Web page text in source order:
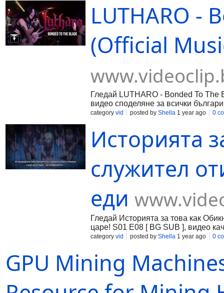
LUTHARO -
(Official
Гледай LUTHARO - Bonded To The
видео споделяне за всички
category vid posted by Shella 1 year ago 0
Историята
служител
еди
Гледай Историята за това как
царе! S01 E08 [ BG SUB ], видео
българи!
category vid posted by Shella 1 year ago 0
GPU Mining